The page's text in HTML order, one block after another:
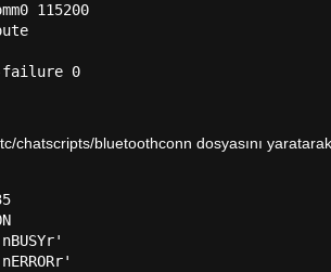
115200
chatscripts/bluetoothconn dosyasını